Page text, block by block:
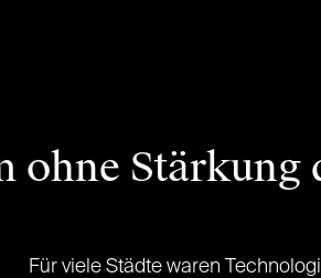
ohne Stärkung
Für viele Städte waren